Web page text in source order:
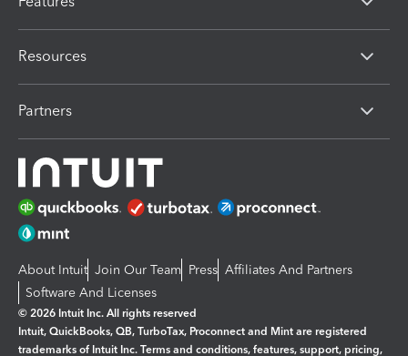
Resources
Partners
About Intuit Join Our Team Press Affiliates And Partners
Software And Licenses
© 2026 Intuit Inc. All rights reserved
Intuit, QuickBooks, QB, TurboTax, Proconnect and Mint are registered
trademarks of Intuit Inc. Terms and conditions, features, support, pricing,